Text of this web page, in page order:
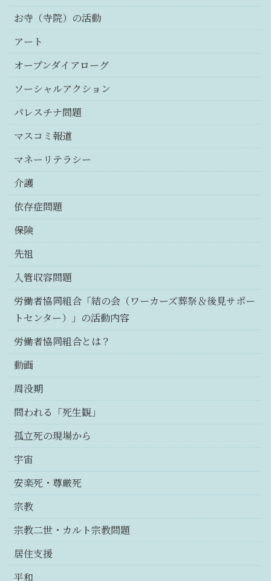
お寺（寺院）の活動
アート
オープンダイアローグ
ソーシャルアクション
パレスチナ問題
マスコミ報道
マネーリテラシー
介護
依存症問題
保険
先祖
入管収容問題
労働者協同組合「結の会（ワーカーズ葬祭＆後見サポー
トセンター）」の活動内容
労働者協同組合とは？
動画
周没期
問われる「死生観」
孤立死の現場から
宇宙
安楽死・尊厳死
宗教
宗教二世・カルト宗教問題
居住支援
平和